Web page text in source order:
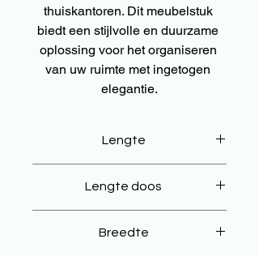
thuiskantoren. Dit meubelstuk
biedt een stijlvolle en duurzame
oplossing voor het organiseren
van uw ruimte met ingetogen
elegantie.
Lengte
Lengte doos
Breedte